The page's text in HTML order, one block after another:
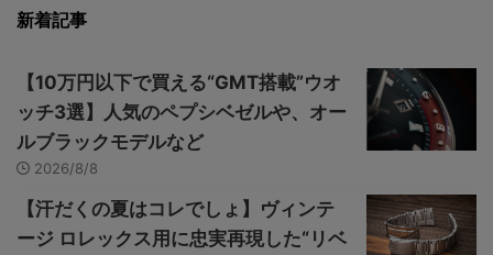
新着記事
【10万円以下で買える“GMT搭載”ウオ
ッチ3選】人気のペプシベゼルや、オー
ルブラックモデルなど
2026/8/8
【汗だくの夏はコレでしょ】ヴィンテ
ージ ロレックス用に忠実再現した“リベ